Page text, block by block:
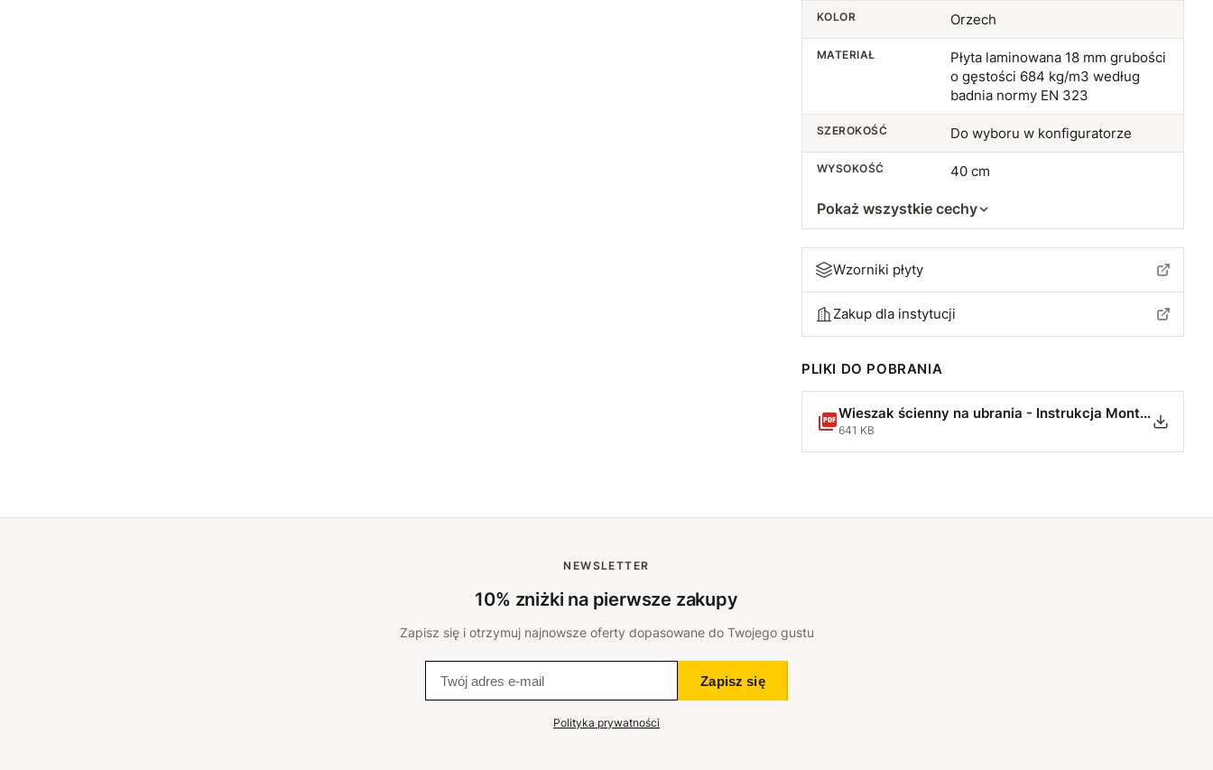
+210 zł
115 cm (8+7)
125 cm (8+7) +256 zł
130 cm (9+8)
135 cm (9+8)
140 cm (9+8)
KOLOR Orzech
MATERIAŁ
Płyta laminowana 18 mm grubości
o gęstości 684 kg/m3 według
badnia normy EN 323
SZEROKOŚĆ Do wyboru w konfiguratorze
WYSOKOŚĆ 40 cm
Pokaż wszystkie cechy
Wzorniki płyty
Zakup dla instytucji
PLIKI DO POBRANIA
Wieszak ścienny na ubrania - Instrukcja Montażu.pdf
641 KB
NEWSLETTER
10% zniżki na pierwsze zakupy
Zapisz się i otrzymuj najnowsze oferty dopasowane do Twojego gustu
Zapisz się
Polityka prywatności